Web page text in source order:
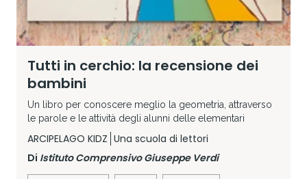
Tutti in cerchio: la recensione dei
bambini
Un libro per conoscere meglio la geometria, attraverso
le parole e le attività degli alunni delle elementari
ARCIPELAGO KIDZ Una scuola di lettori
Di Istituto Comprensivo Giuseppe Verdi